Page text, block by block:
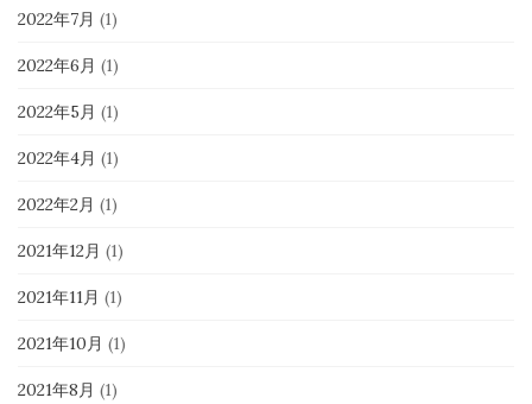
2022年7月 (1)
2022年6月 (1)
2022年5月 (1)
2022年4月 (1)
2022年2月 (1)
2021年12月 (1)
2021年11月 (1)
2021年10月 (1)
2021年8月 (1)